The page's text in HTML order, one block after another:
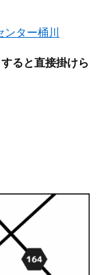
ター桶川
ると直接掛けら